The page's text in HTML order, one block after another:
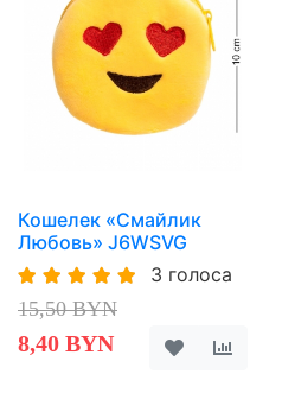
Кошелек «Смайлик
Любовь» J6WSVG
3 голоса
15,50 BYN
8,40 BYN